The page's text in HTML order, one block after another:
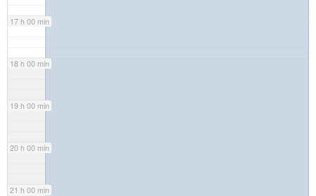
17 h 00 min
18 h 00 min
19 h 00 min
20 h 00 min
21 h 00 min